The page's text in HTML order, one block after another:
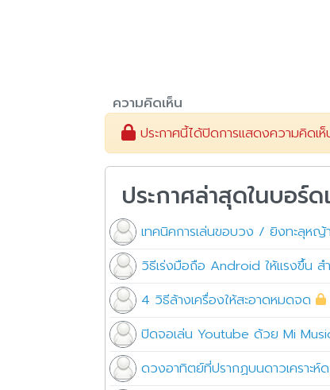
ความคิดเห็น
ประกาศนี้ได้ปิดการแสดงความคิดเ
ประกาศล่าสุดในบอร์
เทคนิคการเล่นขอบวง / ยิงทะลุหญ้
วิธีเร่งมือถือ Android ให้แรงขึ้น ส
4 วิธีล้างเครื่องให้สะอาดหมดจด
ปิดจอเล่น Youtube ด้วย Mi
ดวงอาทิตย์ที่ปรากฏบนดาวเคราะห์